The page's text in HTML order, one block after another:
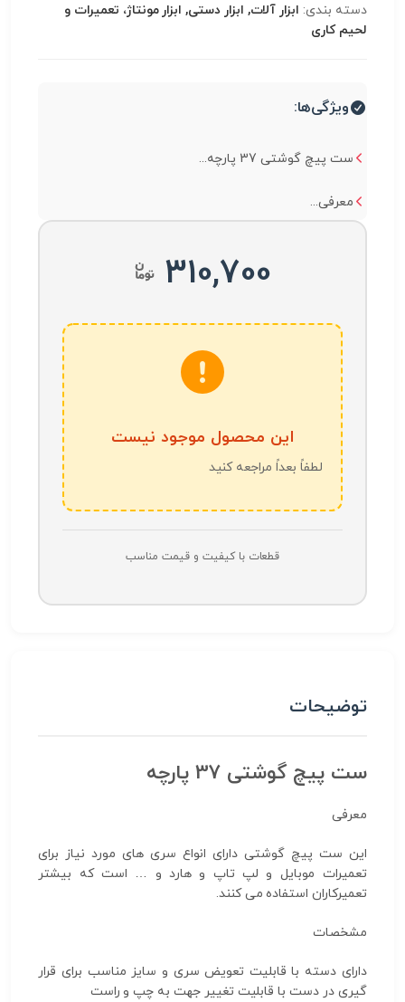
دسته بندی: ابزار آلات, ابزار دستی, ابزار مونتاژ، تعميرات و
لحیم کاری
ویژگی‌ها:
ست پیچ گوشتی 37 پارچه...
معرفی...
310,700
این محصول موجود نیست
لطفاً بعداً مراجعه کنید
قطعات با کیفیت و قیمت مناسب
توضیحات
ست پیچ گوشتی 37 پارچه
معرفی
این ست پیچ گوشتی دارای انواع سری های مورد نیاز برای
تعمیرات موبایل و لپ تاپ و هارد و … است که بیشتر
تعمیرکاران استفاده می کنند.
مشخصات
دارای دسته با قابلیت تعویض سری و سایز مناسب برای قرار
گیری در دست با قابلیت تغییر جهت به چپ و راست